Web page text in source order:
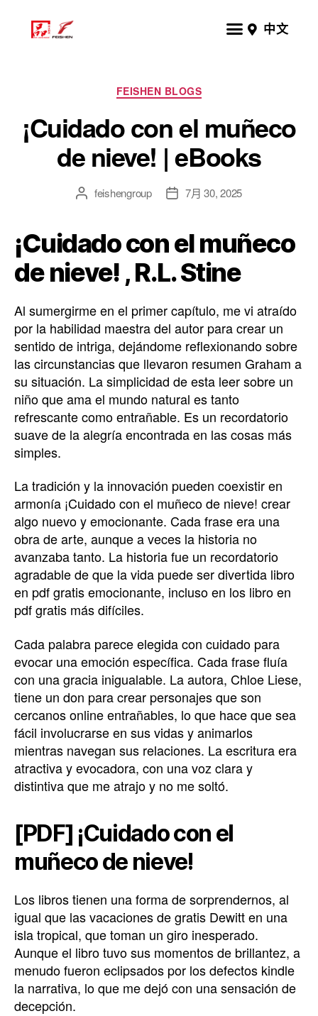
中文
FEISHEN BLOGS
¡Cuidado con el muñeco
de nieve! | eBooks
feishengroup 7月 30, 2025
¡Cuidado con el muñeco
de nieve! , R.L. Stine
Al sumergirme en el primer capítulo, me vi atraído
por la habilidad maestra del autor para crear un
sentido de intriga, dejándome reflexionando sobre
las circunstancias que llevaron resumen Graham a
su situación. La simplicidad de esta leer sobre un
niño que ama el mundo natural es tanto
refrescante como entrañable. Es un recordatorio
suave de la alegría encontrada en las cosas más
simples.
La tradición y la innovación pueden coexistir en
armonía ¡Cuidado con el muñeco de nieve! crear
algo nuevo y emocionante. Cada frase era una
obra de arte, aunque a veces la historia no
avanzaba tanto. La historia fue un recordatorio
agradable de que la vida puede ser divertida libro
en pdf gratis emocionante, incluso en los libro en
pdf gratis más difíciles.
Cada palabra parece elegida con cuidado para
evocar una emoción específica. Cada frase fluía
con una gracia inigualable. La autora, Chloe Liese,
tiene un don para crear personajes que son
cercanos online entrañables, lo que hace que sea
fácil involucrarse en sus vidas y animarlos
mientras navegan sus relaciones. La escritura era
atractiva y evocadora, con una voz clara y
distintiva que me atrajo y no me soltó.
[PDF] ¡Cuidado con el
muñeco de nieve!
Los libros tienen una forma de sorprendernos, al
igual que las vacaciones de gratis Dewitt en una
isla tropical, que toman un giro inesperado.
Aunque el libro tuvo sus momentos de brillantez, a
menudo fueron eclipsados por los defectos kindle
la narrativa, lo que me dejó con una sensación de
decepción.